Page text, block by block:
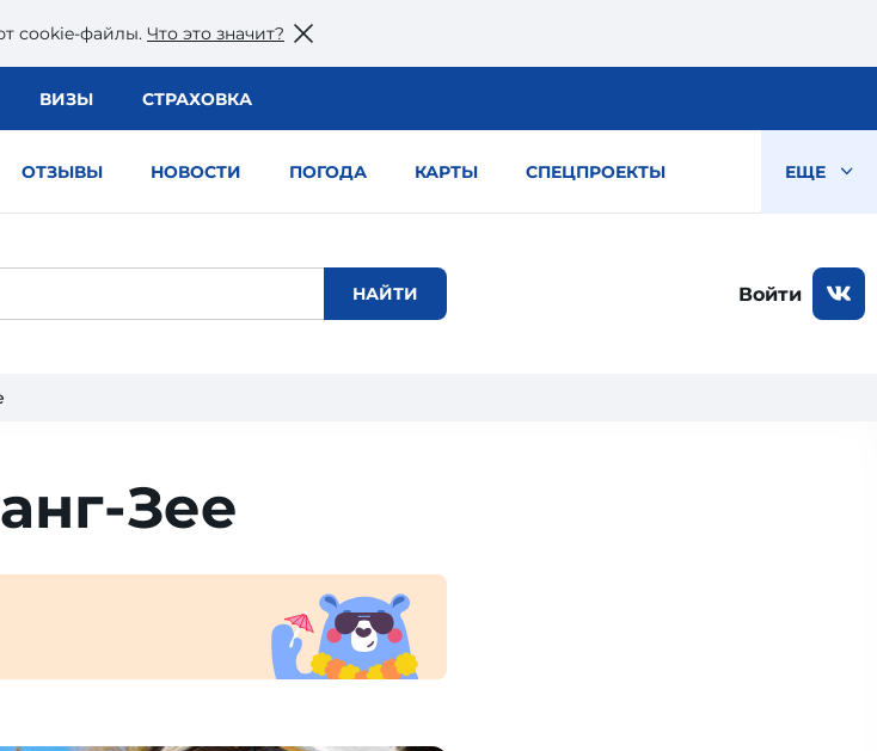
сookie-файлы. Что это значит?
ВИЗЫ СТРАХОВКА
ОТЗЫВЫ НОВОСТИ ПОГОДА КАРТЫ СПЕЦПРОЕКТЫ ЕЩЕ
Войти
Зее